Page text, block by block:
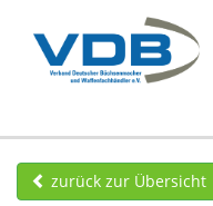
zurück zur Übersicht